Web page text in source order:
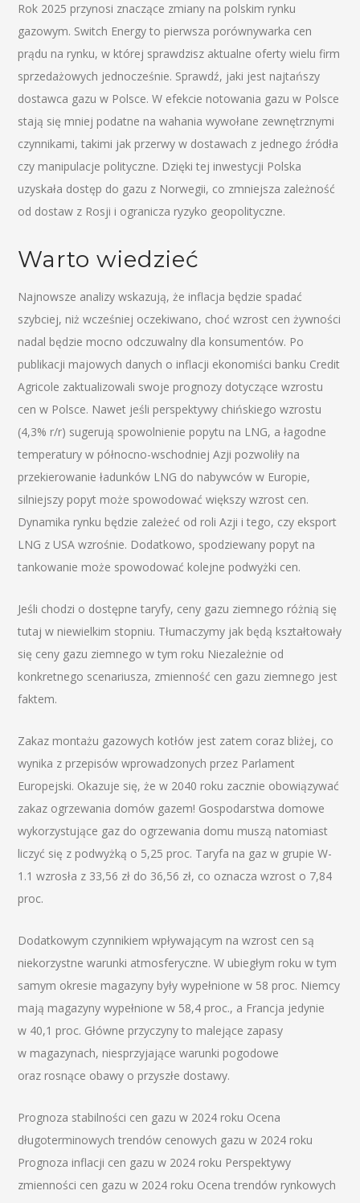
Rok 2025 przynosi znaczące zmiany na polskim rynku
gazowym. Switch Energy to pierwsza porównywarka cen
prądu na rynku, w której sprawdzisz aktualne oferty wielu firm
sprzedażowych jednocześnie. Sprawdź, jaki jest najtańszy
dostawca gazu w Polsce. W efekcie notowania gazu w Polsce
stają się mniej podatne na wahania wywołane zewnętrznymi
czynnikami, takimi jak przerwy w dostawach z jednego źródła
czy manipulacje polityczne. Dzięki tej inwestycji Polska
uzyskała dostęp do gazu z Norwegii, co zmniejsza zależność
od dostaw z Rosji i ogranicza ryzyko geopolityczne.
Warto wiedzieć
Najnowsze analizy wskazują, że inflacja będzie spadać
szybciej, niż wcześniej oczekiwano, choć wzrost cen żywności
nadal będzie mocno odczuwalny dla konsumentów. Po
publikacji majowych danych o inflacji ekonomiści banku Credit
Agricole zaktualizowali swoje prognozy dotyczące wzrostu
cen w Polsce. Nawet jeśli perspektywy chińskiego wzrostu
(4,3% r/r) sugerują spowolnienie popytu na LNG, a łagodne
temperatury w północno-wschodniej Azji pozwoliły na
przekierowanie ładunków LNG do nabywców w Europie,
silniejszy popyt może spowodować większy wzrost cen.
Dynamika rynku będzie zależeć od roli Azji i tego, czy eksport
LNG z USA wzrośnie. Dodatkowo, spodziewany popyt na
tankowanie może spowodować kolejne podwyżki cen.
Jeśli chodzi o dostępne taryfy, ceny gazu ziemnego różnią się
tutaj w niewielkim stopniu. Tłumaczymy jak będą kształtowały
się ceny gazu ziemnego w tym roku Niezależnie od
konkretnego scenariusza, zmienność cen gazu ziemnego jest
faktem.
Zakaz montażu gazowych kotłów jest zatem coraz bliżej, co
wynika z przepisów wprowadzonych przez Parlament
Europejski. Okazuje się, że w 2040 roku zacznie obowiązywać
zakaz ogrzewania domów gazem! Gospodarstwa domowe
wykorzystujące gaz do ogrzewania domu muszą natomiast
liczyć się z podwyżką o 5,25 proc. Taryfa na gaz w grupie W-
1.1 wzrosła z 33,56 zł do 36,56 zł, co oznacza wzrost o 7,84
proc.
Dodatkowym czynnikiem wpływającym na wzrost cen są
niekorzystne warunki atmosferyczne. W ubiegłym roku w tym
samym okresie magazyny były wypełnione w 58 proc. Niemcy
mają magazyny wypełnione w 58,4 proc., a Francja jedynie
w 40,1 proc. Główne przyczyny to malejące zapasy
w magazynach, niesprzyjające warunki pogodowe
oraz rosnące obawy o przyszłe dostawy.
Prognoza stabilności cen gazu w 2024 roku Ocena
długoterminowych trendów cenowych gazu w 2024 roku
Prognoza inflacji cen gazu w 2024 roku Perspektywy
zmienności cen gazu w 2024 roku Ocena trendów rynkowych